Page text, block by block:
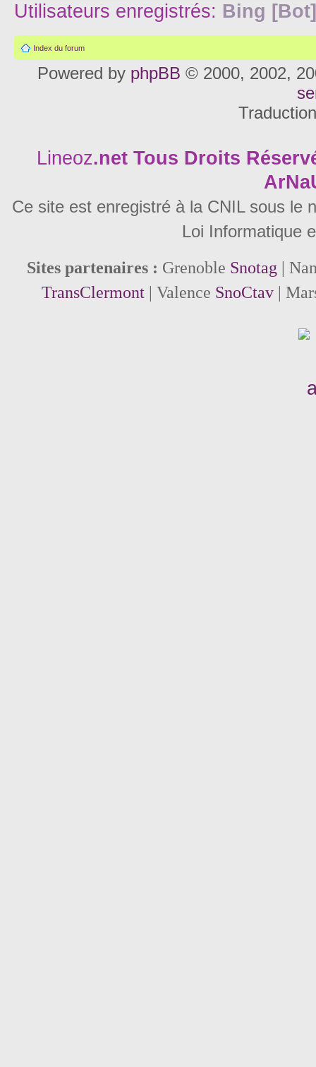
Utilisateurs enregistrés: Bing [Bot]
Index du forum
Powered by phpBB © 2000, 2002,
Lineoz.net Tous Droits
Ce site est enregistré à la CNIL sous le
Loi Informatique
Sites partenaires : Grenoble Snotag |
TransClermont| Valence SnoCtav|